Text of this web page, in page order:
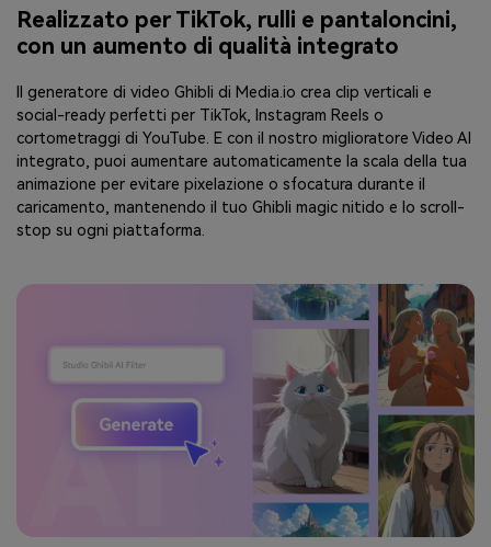
Realizzato per TikTok, rulli e pantaloncini,
con un aumento di qualità integrato
Il generatore di video Ghibli di Media.io crea clip verticali e
social-ready perfetti per TikTok, Instagram Reels o
cortometraggi di YouTube. E con il nostro miglioratore Video AI
integrato, puoi aumentare automaticamente la scala della tua
animazione per evitare pixelazione o sfocatura durante il
caricamento, mantenendo il tuo Ghibli magic nitido e lo scroll-
stop su ogni piattaforma.